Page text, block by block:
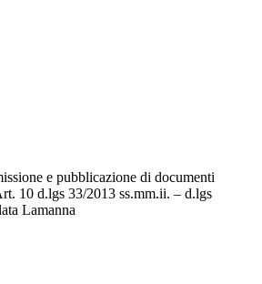
e pubblicazione di documenti
10 d.lgs 33/2013 ss.mm.ii. – d.lgs
Lamanna